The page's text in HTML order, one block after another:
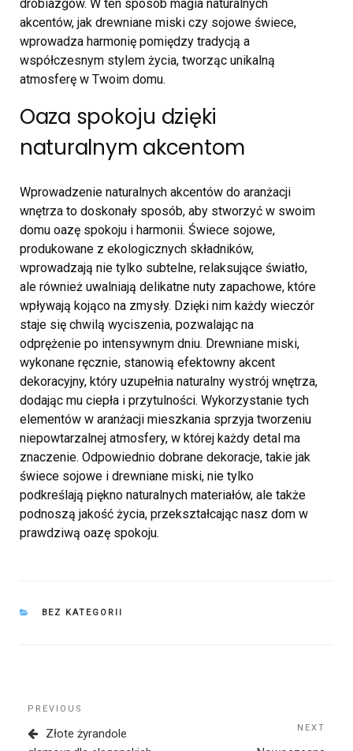
drobiazgów. W ten sposób magia naturalnych
akcentów, jak drewniane miski czy sojowe świece,
wprowadza harmonię pomiędzy tradycją a
współczesnym stylem życia, tworząc unikalną
atmosferę w Twoim domu.
Oaza spokoju dzięki
naturalnym akcentom
Wprowadzenie naturalnych akcentów do aranżacji
wnętrza to doskonały sposób, aby stworzyć w swoim
domu oazę spokoju i harmonii. Świece sojowe,
produkowane z ekologicznych składników,
wprowadzają nie tylko subtelne, relaksujące światło,
ale również uwalniają delikatne nuty zapachowe, które
wpływają kojąco na zmysły. Dzięki nim każdy wieczór
staje się chwilą wyciszenia, pozwalając na
odprężenie po intensywnym dniu. Drewniane miski,
wykonane ręcznie, stanowią efektowny akcent
dekoracyjny, który uzupełnia naturalny wystrój wnętrza,
dodając mu ciepła i przytulności. Wykorzystanie tych
elementów w aranżacji mieszkania sprzyja tworzeniu
niepowtarzalnej atmosfery, w której każdy detal ma
znaczenie. Odpowiednio dobrane dekoracje, takie jak
świece sojowe i drewniane miski, nie tylko
podkreślają piękno naturalnych materiałów, ale także
podnoszą jakość życia, przekształcając nasz dom w
prawdziwą oazę spokoju.
CATEGORIES
BEZ KATEGORII
Nawigacja
wpisu
Previous
Post
PREVIOUS
Złote żyrandole
NEXT